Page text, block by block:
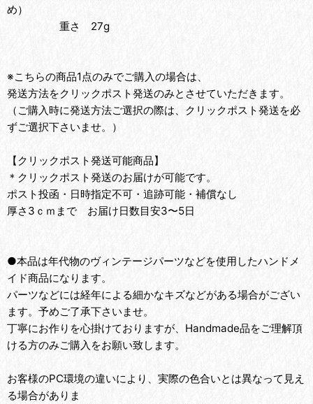
め）
重さ 27g
※こちらの商品1点のみでご購入の場合は、
発送方法をクリックポスト発送のみとさせていただきます。
（ご購入時に発送方法ご選択の際は、クリックポスト発送を必
ずご選択下さいませ。）
【クリックポスト発送可能商品】
＊クリックポスト発送のお届けが可能です。
ポスト投函・日時指定不可・追跡可能・補償なし
厚さ3ｃｍまで お届け日数目安3〜5日
●本品は年代物のヴィンテージパーツなどを使用したハンドメ
イド商品になります。
パーツなどには経年による細かなキズなどがある場合がござい
ます。予めご了承下さいませ。
丁寧にお作りを心掛けておりますが、Handmade品をご理解頂
ける方のみご購入をお願い致します。
お客様のPC環境の違いにより、実際の色合いとは異なって見え
る場合がありま